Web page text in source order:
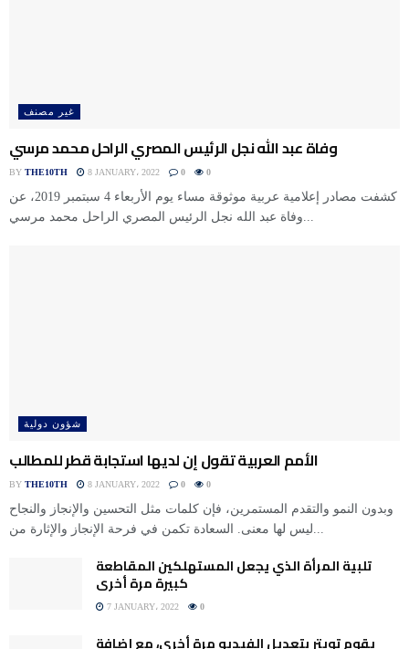
غير مصنف
وفاة عبد الله نجل الرئيس المصري الراحل محمد مرسي
BY THE10TH 8 JANUARY، 2022 0 0
كشفت مصادر إعلامية عربية موثوقة مساء يوم الأربعاء 4 سبتمبر 2019، عن
وفاة عبد الله نجل الرئيس المصري الراحل محمد مرسي...
شؤون دولية
الأمم العربية تقول إن لديها استجابة قطر للمطالب
BY THE10TH 8 JANUARY، 2022 0 0
وبدون النمو والتقدم المستمرين، فإن كلمات مثل التحسين والإنجاز والنجاح
ليس لها معنى. السعادة تكمن في فرحة الإنجاز والإثارة من...
تلبية المرأة الذي يجعل المستهلكين المقاطعة
كبيرة مرة أخرى
7 JANUARY، 2022 0
يقوم تويتر بتعديل الفيديو مرة أخرى، مع إضافة